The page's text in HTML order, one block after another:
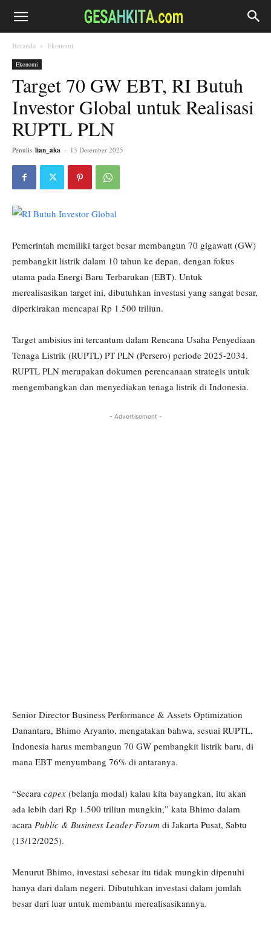
Beranda Ekonomi
Ekonomi
Target 70 GW EBT, RI Butuh
Investor Global untuk Realisasi
RUPTL PLN
Penulis lian_aka - 13 Desember 2025
Pemerintah memiliki target besar membangun 70 gigawatt (GW)
pembangkit listrik dalam 10 tahun ke depan, dengan fokus
utama pada Energi Baru Terbarukan (EBT). Untuk
merealisasikan target ini, dibutuhkan investasi yang sangat besar,
diperkirakan mencapai Rp 1.500 triliun.
Target ambisius ini tercantum dalam Rencana Usaha Penyediaan
Tenaga Listrik (RUPTL) PT PLN (Persero) periode 2025-2034.
RUPTL PLN merupakan dokumen perencanaan strategis untuk
mengembangkan dan menyediakan tenaga listrik di Indonesia.
- Advertisement -
Senior Director Business Performance & Assets Optimization
Danantara, Bhimo Aryanto, mengatakan bahwa, sesuai RUPTL,
Indonesia harus membangun 70 GW pembangkit listrik baru, di
mana EBT menyumbang 76% di antaranya.
“Secara capex (belanja modal) kalau kita bayangkan, itu akan
ada lebih dari Rp 1.500 triliun mungkin,” kata Bhimo dalam
acara Public & Business Leader Forum di Jakarta Pusat, Sabtu
(13/12/2025).
Menurut Bhimo, investasi sebesar itu tidak mungkin dipenuhi
hanya dari dalam negeri. Dibutuhkan investasi dalam jumlah
besar dari luar untuk membantu merealisasikannya.